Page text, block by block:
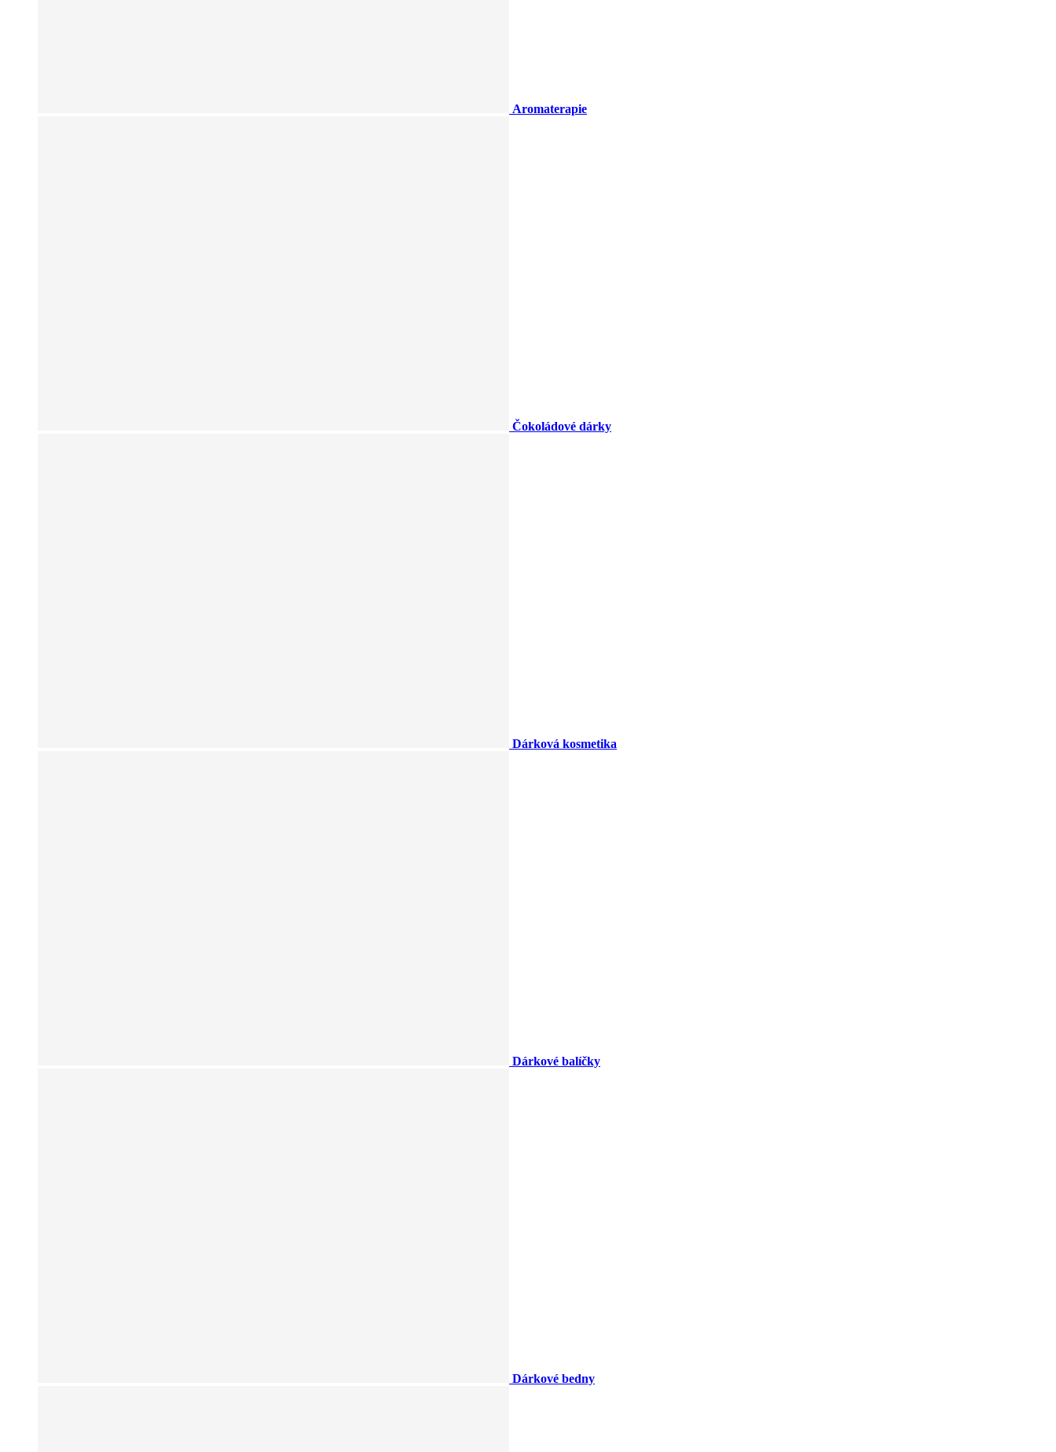
Aromaterapie
Čokoládové dárky
Dárková kosmetika
Dárkové balíčky
Dárkové bedny